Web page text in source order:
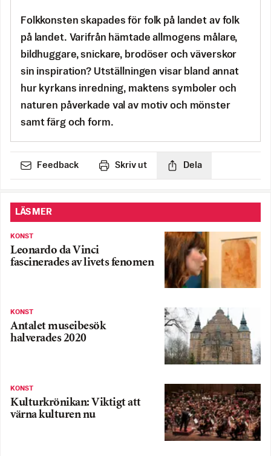
Folkkonsten skapades för folk på landet av folk
på landet. Varifrån hämtade allmogens målare,
bildhuggare, snickare, brodöser och väverskor
sin inspiration? Utställningen visar bland annat
hur kyrkans inredning, maktens symboler och
naturen påverkade val av motiv och mönster
samt färg och form.
Feedback Skriv ut Dela
LÄS MER
KONST
Leonardo da Vinci
fascinerades av livets fenomen
KONST
Antalet museibesök
halverades 2020
KONST
Kulturkrönikan: Viktigt att
värna kulturen nu